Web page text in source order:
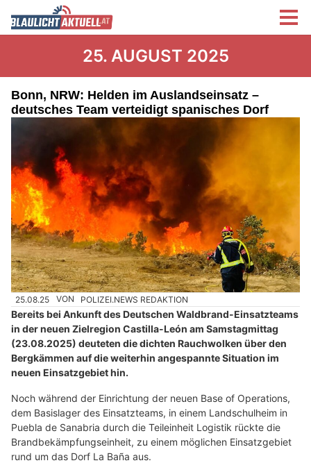
25. AUGUST 2025
Bonn, NRW: Helden im Auslandseinsatz –
deutsches Team verteidigt spanisches Dorf
25.08.25 VON POLIZEI.NEWS REDAKTION
Bereits bei Ankunft des Deutschen Waldbrand-Einsatzteams
in der neuen Zielregion Castilla-León am Samstagmittag
(23.08.2025) deuteten die dichten Rauchwolken über den
Bergkämmen auf die weiterhin angespannte Situation im
neuen Einsatzgebiet hin.
Noch während der Einrichtung der neuen Base of Operations,
dem Basislager des Einsatzteams, in einem Landschulheim in
Puebla de Sanabria durch die Teileinheit Logistik rückte die
Brandbekämpfungseinheit, zu einem möglichen Einsatzgebiet
rund um das Dorf La Baña aus.